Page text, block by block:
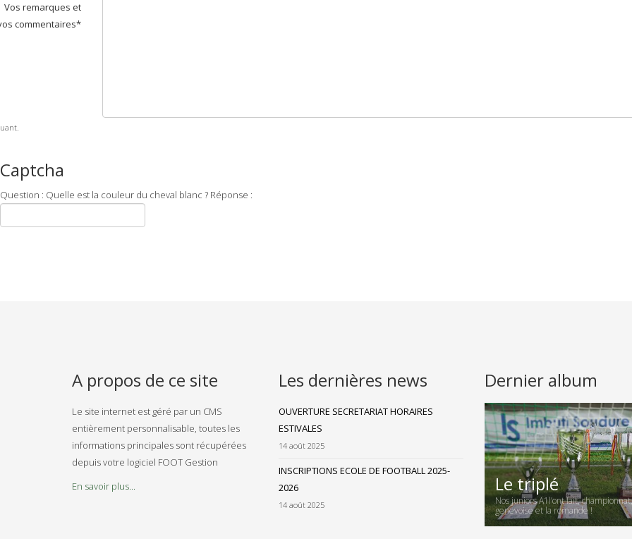
Vos remarques et
commentaires*
Captcha
Question : Quelle est la couleur du cheval blanc ? Réponse :
A propos de ce site
Le site internet est géré par un CMS
entièrement personnalisable, toutes les
informations principales sont récupérées
depuis votre logiciel FOOT Gestion
En savoir plus...
Les dernières news
OUVERTURE SECRETARIAT HORAIRES
ESTIVALES
14 août 2025
INSCRIPTIONS ECOLE DE FOOTBALL 2025-
2026
14 août 2025
Dernier album
Le triplé
Nos juniors A1l’ont fait,
genevoise et la romande !